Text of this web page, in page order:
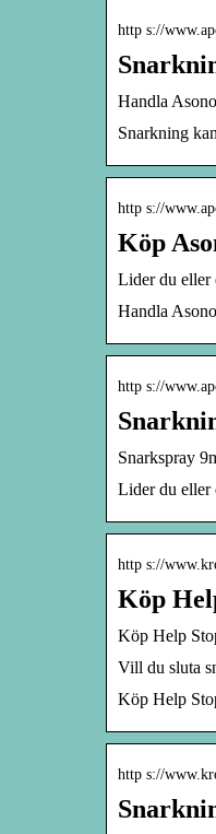
http s://
Handla
Snarkning
http s://
Köp
Lider du eller
Handla
http s://
Snarkspray
Lider du eller
http s://
Köp
Köp Help
Vill du sluta
Köp Help
http s://